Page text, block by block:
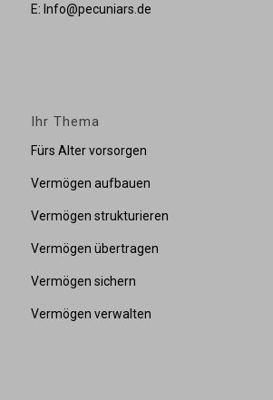
E: Info@pecuniars.de
Ihr Thema
Fürs Alter vorsorgen
Vermögen aufbauen
Vermögen strukturieren
Vermögen übertragen
Vermögen sichern
Vermögen verwalten